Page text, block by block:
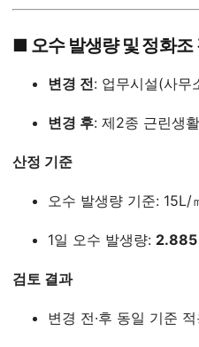
■ 오수 발생량 및 정화조
변경 전: 업무시설(사무
변경 후: 제2종 근린생
산정 기준
오수 발생량 기준: 15L/
1일 오수 발생량: 2.885
검토 결과
변경 전·후 동일 기준 적